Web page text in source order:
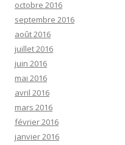
octobre 2016
septembre 2016
août 2016
juillet 2016
juin 2016
mai 2016
avril 2016
mars 2016
février 2016
janvier 2016